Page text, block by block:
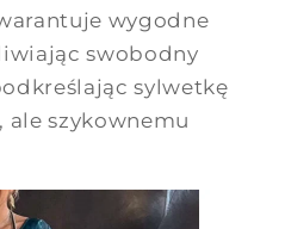
wygodne
swobodny
sylwetkę
szykownemu